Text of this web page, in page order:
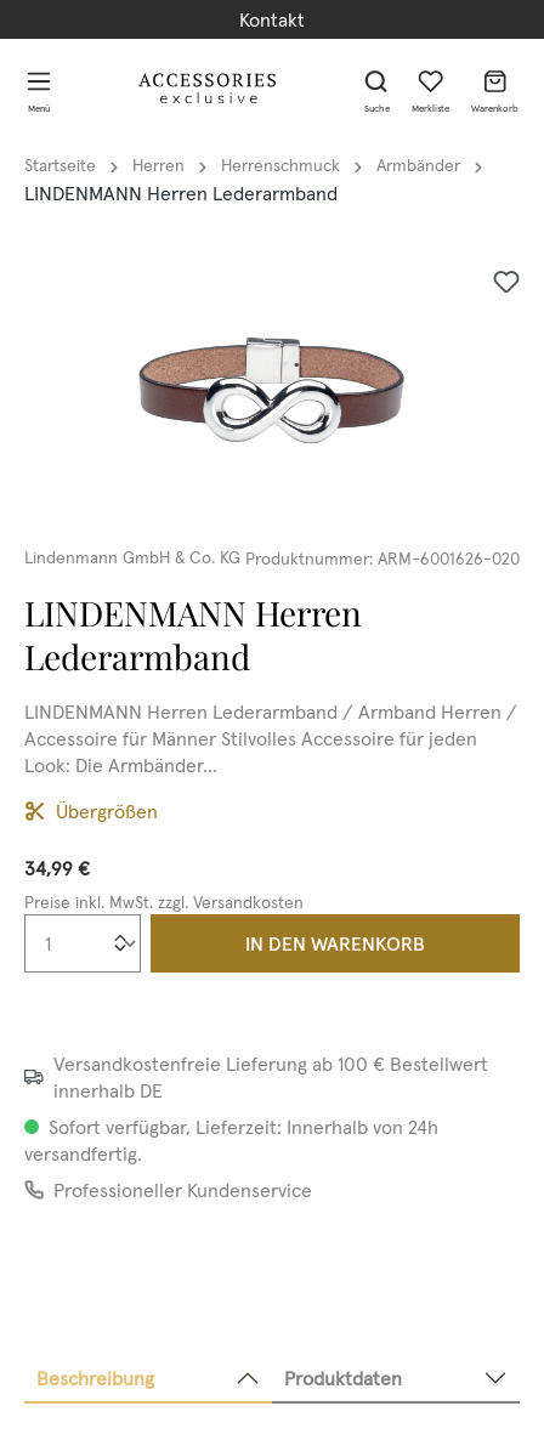
Kontakt
Menü Suche Merkliste Warenkorb
Startseite Herren Herrenschmuck Armbänder
LINDENMANN Herren Lederarmband
Lindenmann GmbH & Co. KG Produktnummer: ARM-6001626-020
LINDENMANN Herren
Lederarmband
LINDENMANN Herren Lederarmband / Armband Herren /
Accessoire für Männer Stilvolles Accessoire für jeden
Look: Die Armbänder...
Übergrößen
34,99 €
Preise inkl. MwSt. zzgl. Versandkosten
Produkt Anzahl: Gib den
IN DEN WARENKORB
Versandkostenfreie Lieferung ab 100 € Bestellwert
innerhalb DE
Sofort verfügbar, Lieferzeit: Innerhalb von 24h
versandfertig.
Professioneller Kundenservice
Beschreibung Produktdaten